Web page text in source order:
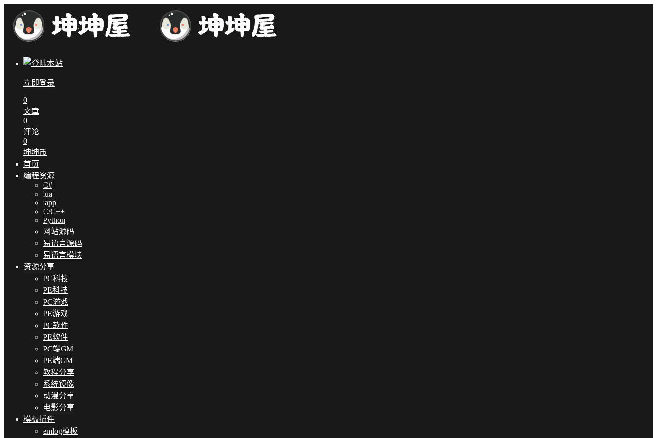
立即登录
0
文章
0
评论
0
坤坤币
首页
编程资源
C#
lua
iapp
C/C++
Python
网站源码
易语言源码
易语言模块
资源分享
PC科技
PE科技
PC游戏
PE游戏
PC软件
PE软件
PC端GM
PE端GM
教程分享
系统镜像
动漫分享
电影分享
模板插件
emlog模板